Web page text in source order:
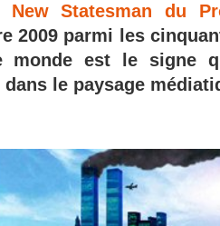
New Statesman du
2009 parmi les
monde est le signe
le paysage